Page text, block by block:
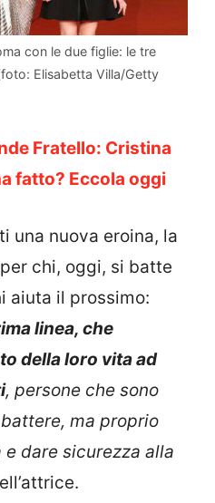
con le due figlie: le tre
Elisabetta Villa/Getty
Fratello: Cristina
fatto? Eccola oggi
una nuova eroina, la
chi, oggi, si batte
aiuta il prossimo:
linea, che
della loro vita ad
, persone che sono
ma proprio
dare sicurezza alla